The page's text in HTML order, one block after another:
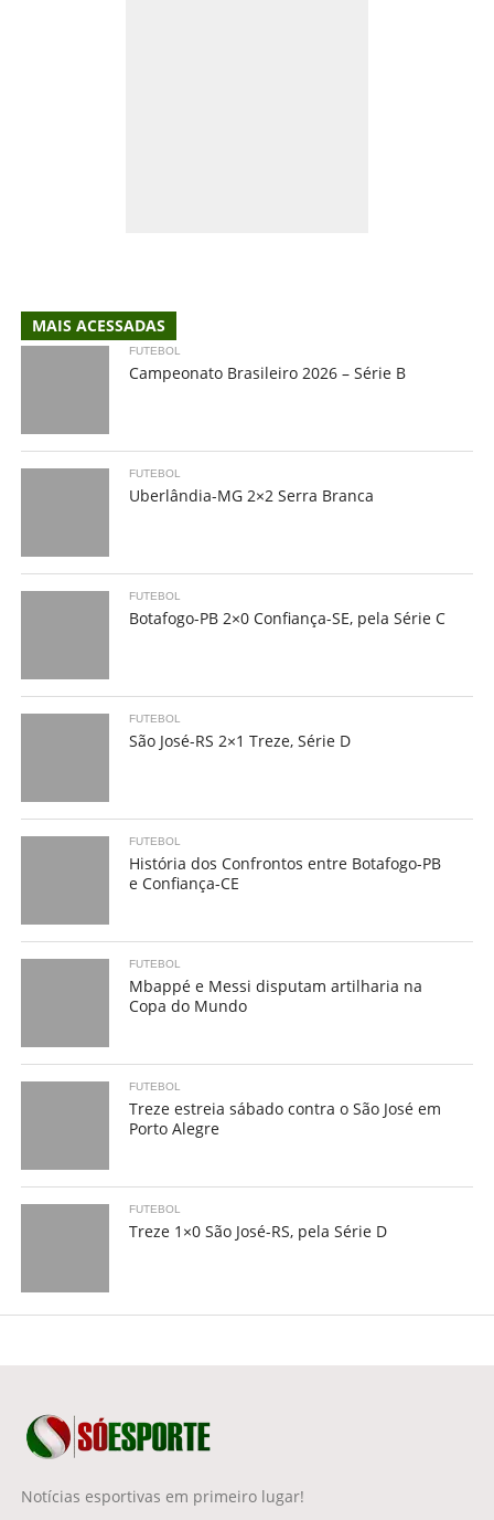
MAIS ACESSADAS
FUTEBOL
Campeonato Brasileiro 2026 – Série B
FUTEBOL
Uberlândia-MG 2×2 Serra Branca
FUTEBOL
Botafogo-PB 2×0 Confiança-SE, pela Série C
FUTEBOL
São José-RS 2×1 Treze, Série D
FUTEBOL
História dos Confrontos entre Botafogo-PB
e Confiança-CE
FUTEBOL
Mbappé e Messi disputam artilharia na
Copa do Mundo
FUTEBOL
Treze estreia sábado contra o São José em
Porto Alegre
FUTEBOL
Treze 1×0 São José-RS, pela Série D
Notícias esportivas em primeiro lugar!